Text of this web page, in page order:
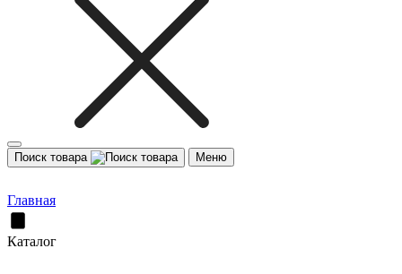
Поиск товара Меню
Главная
Каталог